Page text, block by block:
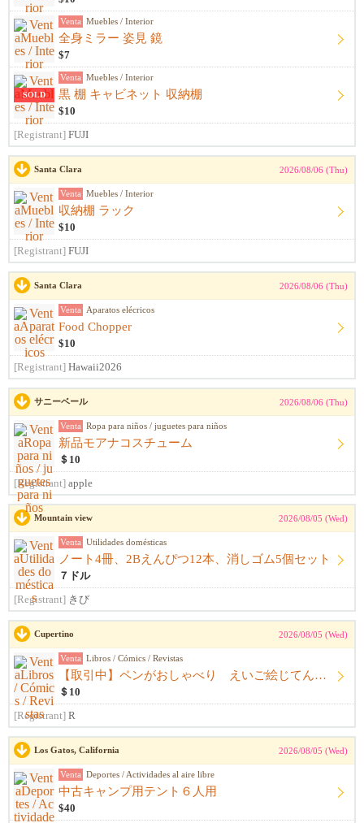
Venta Muebles / Interior
全身ミラー 姿見 鏡
$7
SOLD
Venta Muebles / Interior
黒 棚 キャビネット 収納棚
$10
[Registrant] FUJI
Santa Clara 2026/08/06 (Thu)
Venta Muebles / Interior
収納棚 ラック
$10
[Registrant] FUJI
Santa Clara 2026/08/06 (Thu)
Venta Aparatos elécricos
Food Chopper
$10
[Registrant] Hawaii2026
サニーベール 2026/08/06 (Thu)
Venta Ropa para niños / juguetes para niños
新品モアナコスチューム
＄10
[Registrant] apple
Mountain view 2026/08/05 (Wed)
Venta Utilidades domésticas
ノート4冊、2Bえんぴつ12本、消しゴム5個セット
７ドル
[Registrant] きび
Cupertino 2026/08/05 (Wed)
Venta Libros / Cómics / Revistas
【取引中】ペンがおしゃべり えいご絵じてん セット
＄10
[Registrant] R
Los Gatos, California 2026/08/05 (Wed)
Venta Deportes / Actividades al aire libre
中古キャンプ用テント６人用
$40